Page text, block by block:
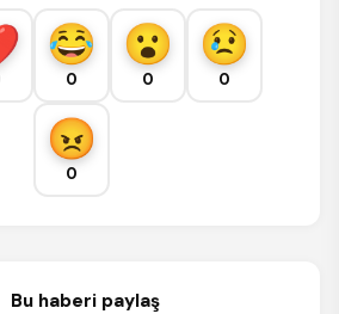
0 0 0
0
Bu haberi paylaş